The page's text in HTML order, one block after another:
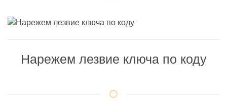
Нарежем лезвие ключа по коду